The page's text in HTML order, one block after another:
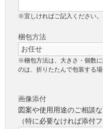
※宜しければご記入ください。
梱包方法
※梱包方法は、大きさ・個数
のは、折りたたんで包装する場
画像添付
図案や使用用途のご相談
（特に必要なければ添付